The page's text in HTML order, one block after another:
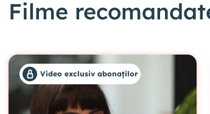
Filme
Video exclusiv abonaților